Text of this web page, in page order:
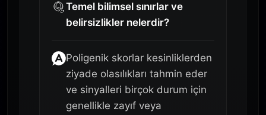
Temel bilimsel sınırlar ve
belirsizlikler nelerdir?
Poligenik skorlar kesinliklerden
ziyade olasılıkları tahmin eder
ve sinyalleri birçok durum için
genellikle zayıf veya